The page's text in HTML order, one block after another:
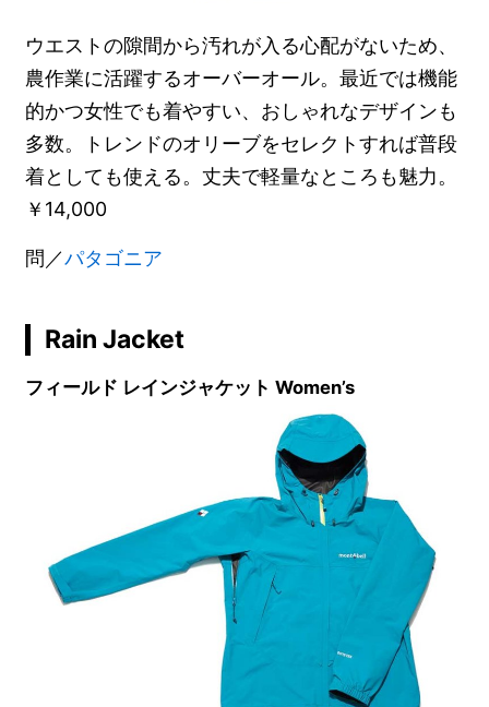
ウエストの隙間から汚れが入る心配がないため、
農作業に活躍するオーバーオール。最近では機能
的かつ女性でも着やすい、おしゃれなデザインも
多数。トレンドのオリーブをセレクトすれば普段
着としても使える。丈夫で軽量なところも魅力。
￥14,000
問／パタゴニア
Rain Jacket
フィールド レインジャケット Women’s